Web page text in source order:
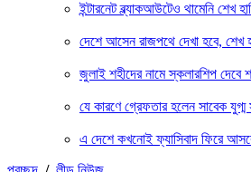
ইন্টারনেট ব্ল্যাকআউটেও থামেনি শেখ
দেশে আসেন রাজপথে দেখা হবে, শেখ
জুলাই শহীদের নামে স্কলারশিপ দেবে
যে কারণে গ্রেফতার হলেন সাবেক
এ দেশে কখনোই ফ্যাসিবাদ ফিরে